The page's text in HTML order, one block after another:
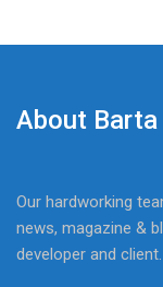
About Barta
Our hardworking
news, magazine &
developer and